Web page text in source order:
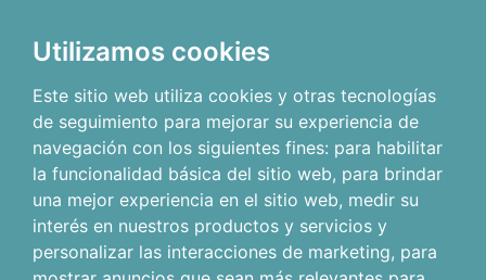
Utilizamos cookies
Este sitio web utiliza cookies y otras tecnologías
de seguimiento para mejorar su experiencia de
navegación con los siguientes fines: para habilitar
la funcionalidad básica del sitio web, para brindar
una mejor experiencia en el sitio web, medir su
interés en nuestros productos y servicios y
personalizar las interacciones de marketing, para